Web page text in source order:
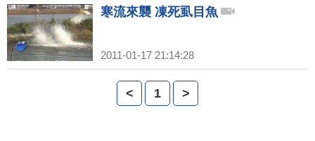
寒流來襲 凍死虱目魚
2011-01-17 21:14:28
< 1 >